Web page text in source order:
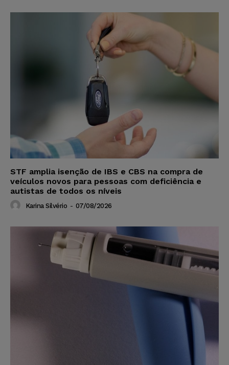
STF amplia isenção de IBS e CBS na compra de
veículos novos para pessoas com deficiência e
autistas de todos os níveis
Karina Silvério - 07/08/2026